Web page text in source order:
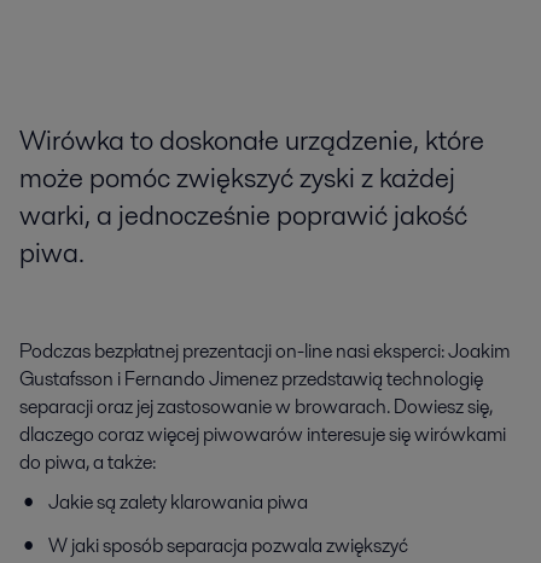
Wirówka to doskonałe urządzenie, które
może pomóc zwiększyć zyski z każdej
warki, a jednocześnie poprawić jakość
piwa.
Podczas bezpłatnej prezentacji on-line nasi eksperci: Joakim
Gustafsson i Fernando Jimenez przedstawią technologię
separacji oraz jej zastosowanie w browarach. Dowiesz się,
dlaczego coraz więcej piwowarów interesuje się wirówkami
do piwa, a także:
Jakie są zalety klarowania piwa
W jaki sposób separacja pozwala zwiększyć